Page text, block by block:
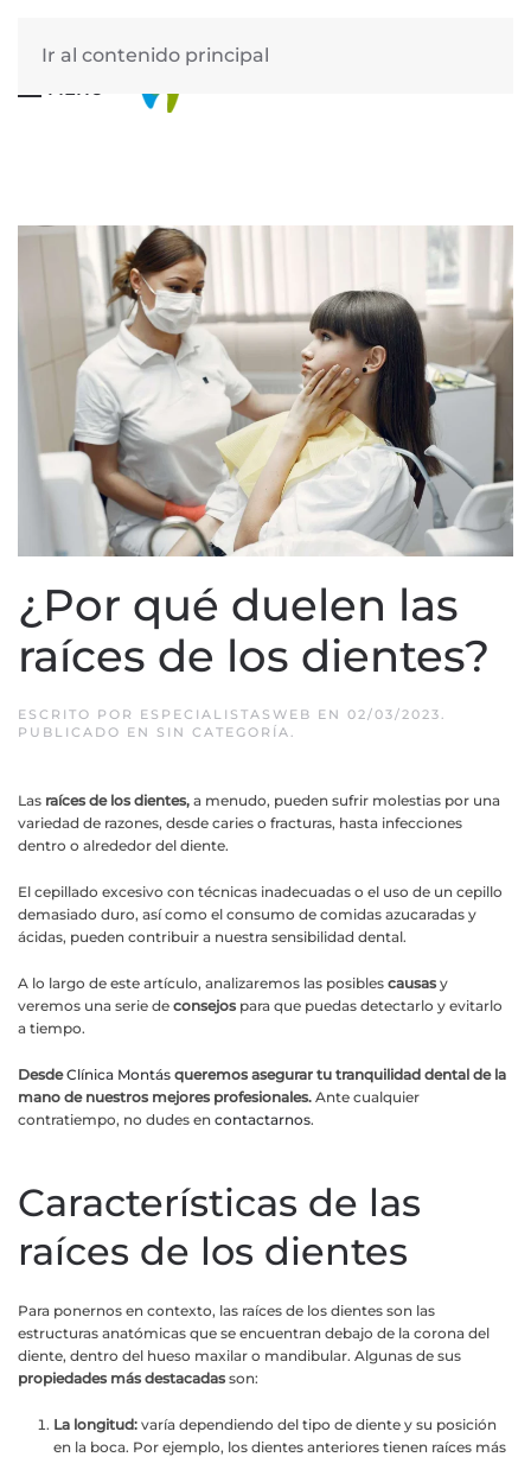
Ir al contenido principal
MENÚ
¿Por qué duelen las
raíces de los dientes?
ESCRITO POR ESPECIALISTASWEB EN 02/03/2023
PUBLICADO EN SIN CATEGORÍA
Las raíces de los dientes, a menudo, pueden sufrir molestias por una
variedad de razones, desde caries o fracturas, hasta infecciones
dentro o alrededor del diente.
El cepillado excesivo con técnicas inadecuadas o el uso de un cepillo
demasiado duro, así como el consumo de comidas azucaradas y
ácidas, pueden contribuir a nuestra sensibilidad dental.
A lo largo de este artículo, analizaremos las posibles causas y
veremos una serie de consejos para que puedas detectarlo y evitarlo
a tiempo.
DesdeClínica Montás queremos asegurar tu tranquilidad dental de la
mano de nuestros mejores profesionales. Ante cualquier
contratiempo, no dudes en contactarnos.
Características de las
raíces de los dientes
Para ponernos en contexto, las raíces de los dientes son las
estructuras anatómicas que se encuentran debajo de la corona del
diente, dentro del hueso maxilar o mandibular. Algunas de sus
propiedades más destacadas son:
La longitud: varía dependiendo del tipo de diente y su posición
en la boca. Por ejemplo, los dientes anteriores tienen raíces más